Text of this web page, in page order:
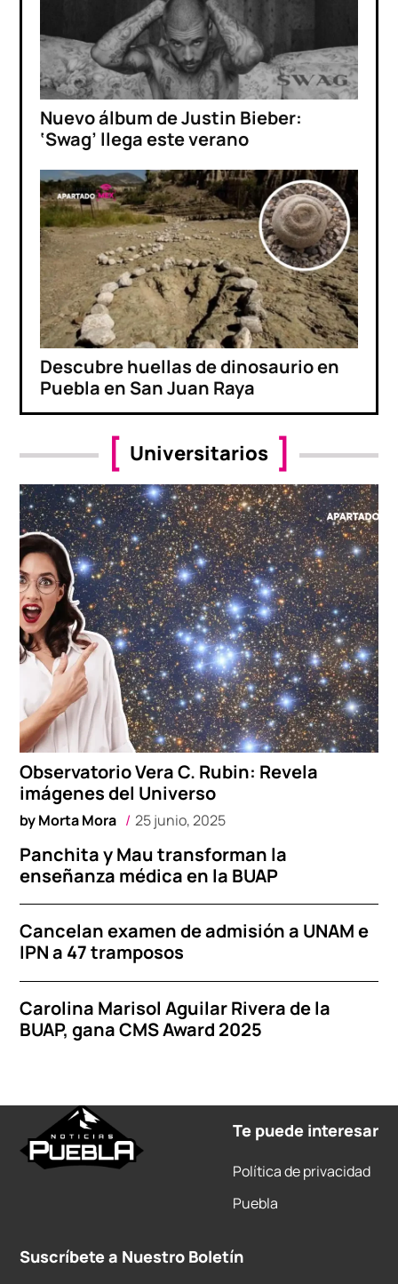
Nuevo álbum de Justin Bieber:
‘Swag’ llega este verano
Descubre huellas de dinosaurio en
Puebla en San Juan Raya
Universitarios
Observatorio Vera C. Rubin: Revela
imágenes del Universo
byMorta Mora 25 junio, 2025
Panchita y Mau transforman la
enseñanza médica en la BUAP
Cancelan examen de admisión a UNAM e
IPN a 47 tramposos
Carolina Marisol Aguilar Rivera de la
BUAP, gana CMS Award 2025
Te puede interesar
Política de privacidad
Puebla
Suscríbete a Nuestro Boletín